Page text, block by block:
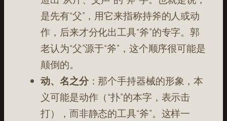
是先有“父”，用它来指称持斧的人或动
作，后来才分化出工具“斧”的专字。郭
老认为“父”源于“斧”，这个顺序很可能是
颠倒的。
动、名之分：那个手持器械的形象，本
义可能是动作（“扑”的本字，表示击
打），而非静态的工具“斧”。这样一